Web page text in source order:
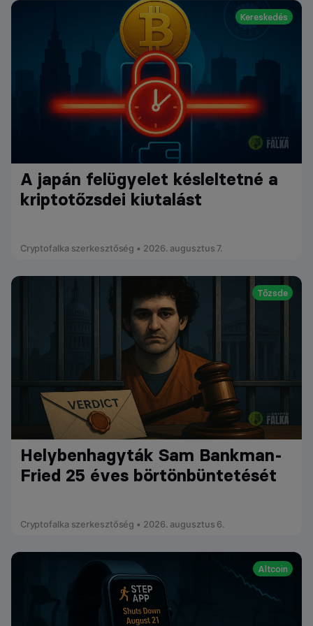
Kereskedés
A japán felügyelet késleltetné a
kriptotőzsdei kiutalást
Cryptofalka szerkesztőség • 2026. augusztus 7.
Tőzsde
Helybenhagyták Sam Bankman-
Fried 25 éves börtönbüntetését
Cryptofalka szerkesztőség • 2026. augusztus 6.
Altcoin